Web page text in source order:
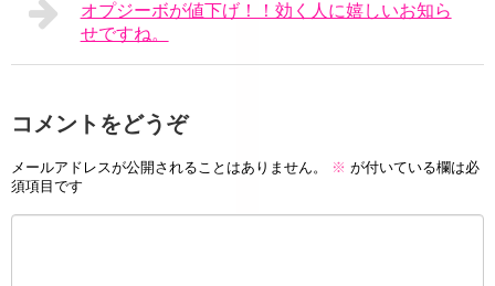
オプジーボが値下げ！！効く人に嬉しいお知ら
せですね。
コメントをどうぞ
メールアドレスが公開されることはありません。 ※ が付いている欄は必
須項目です